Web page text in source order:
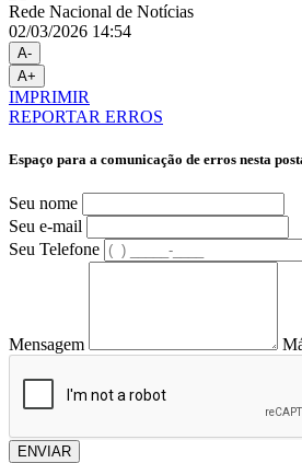
Rede Nacional de Notícias
02/03/2026 14:54
A-
A+
IMPRIMIR
REPORTAR ERROS
Espaço para a comunicação de erros nesta
Seu nome
Seu e-mail
Seu Telefone
Mensagem
ENVIAR